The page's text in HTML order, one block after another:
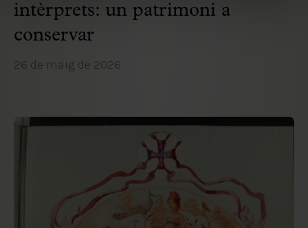
intèrprets: un patrimoni a
conservar
26 de maig de 2026